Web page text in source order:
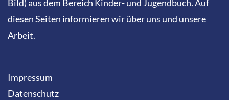
Bild) aus dem Bereich Kinder- und Jugendbuch. Auf
diesen Seiten informieren wir über uns und unsere
Arbeit.
Impressum
Datenschutz